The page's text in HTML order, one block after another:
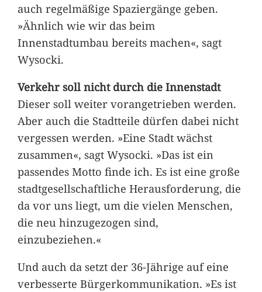
auch regelmäßige Spaziergänge geben.
»Ähnlich wie wir das beim
Innenstadtumbau bereits machen«, sagt
Wysocki.
Verkehr soll nicht durch die Innenstadt
Dieser soll weiter vorangetrieben werden.
Aber auch die Stadtteile dürfen dabei nicht
vergessen werden. »Eine Stadt wächst
zusammen«, sagt Wysocki. »Das ist ein
passendes Motto finde ich. Es ist eine große
stadtgesellschaftliche Herausforderung, die
da vor uns liegt, um die vielen Menschen,
die neu hinzugezogen sind,
einzubeziehen.«
Und auch da setzt der 36-Jährige auf eine
verbesserte Bürgerkommunikation. »Es ist